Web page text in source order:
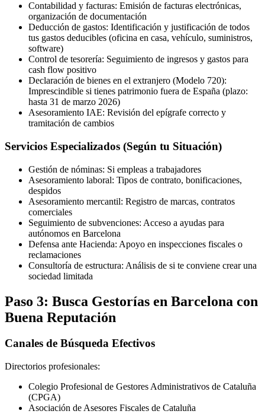
Contabilidad y facturas: Emisión de facturas electrónicas,
organización de documentación
Deducción de gastos: Identificación y justificación de todos
tus gastos deducibles (oficina en casa, vehículo, suministros,
software)
Control de tesorería: Seguimiento de ingresos y gastos para
cash flow positivo
Declaración de bienes en el extranjero (Modelo 720):
Imprescindible si tienes patrimonio fuera de España (plazo:
hasta 31 de marzo 2026)
Asesoramiento IAE: Revisión del epígrafe correcto y
tramitación de cambios
Servicios Especializados (Según tu Situación)
Gestión de nóminas: Si empleas a trabajadores
Asesoramiento laboral: Tipos de contrato, bonificaciones,
despidos
Asesoramiento mercantil: Registro de marcas, contratos
comerciales
Seguimiento de subvenciones: Acceso a ayudas para
autónomos en Barcelona
Defensa ante Hacienda: Apoyo en inspecciones fiscales o
reclamaciones
Consultoría de estructura: Análisis de si te conviene crear una
sociedad limitada
Paso 3: Busca Gestorías en Barcelona con
Buena Reputación
Canales de Búsqueda Efectivos
Directorios profesionales:
Colegio Profesional de Gestores Administrativos de Cataluña
(CPGA)
Asociación de Asesores Fiscales de Cataluña